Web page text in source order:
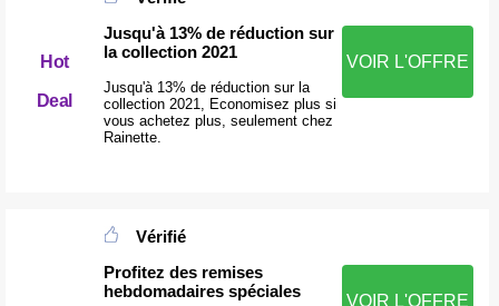
Hot
Deal
Jusqu'à 13% de réduction sur
la collection 2021
Jusqu'à 13% de réduction sur la
collection 2021, Economisez plus si
vous achetez plus, seulement chez
Rainette.
VOIR L'OFFRE
Vérifié
Profitez des remises
hebdomadaires spéciales
VOIR L'OFFRE